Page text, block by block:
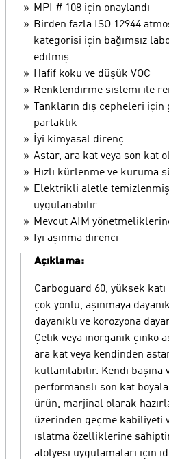
MPI # 108 için onaylandı
Birden fazla ISO 12944
kategorisi için bağımsız
edilmiş
Hafif koku ve düşük VOC
Renklendirme sistemi ile
Tankların dış cepheleri için
parlaklık
İyi kimyasal direnç
Astar, ara kat veya son kat
Hızlı kürlenme ve kuruma
Elektrikli aletle
uygulanabilir
Mevcut AIM
İyi aşınma direnci
Açıklama:
Carboguard 60, yüksek katı
çok yönlü, aşınmaya
dayanıklı ve korozyona
Çelik veya inorganik çinko
ara kat veya kendinden
kullanılabilir. Kendi başına
performanslı son kat
ürün, marjinal olarak
üzerinden geçme kabiliyeti
ıslatma özelliklerine
atölyesi uygulamaları için